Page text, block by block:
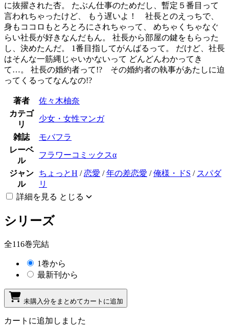
に抜擢された杏。 たぶん仕事のためだし、暫定５番目って
言われちゃったけど、 もう遅いよ！ 社長とのえっちで、
身もココロもとろとろにされちゃって、 めちゃくちゃなぐ
らい社長が好きなんだもん。 社長から部屋の鍵をもらった
し、決めたんだ。 1番目指してがんばるって。 だけど、社長
はそんな一筋縄じゃいかないって どんどんわかってき
て…。 社長の婚約者って!? その婚約者の執事があたしに迫
ってくるってなんなの!?
著者
佐々木柚奈
カテゴ
リ
少女・女性マンガ
雑誌
モバフラ
レーベ
ル
フラワーコミックスα
ジャン
ル
ちょっとH /恋愛 /年の差恋愛 /俺様・ドS / スパダ
リ
詳細を見る とじる
シリーズ
全116巻完結
1巻から
最新刊から
未購入分をまとめてカートに追加
カートに追加しました